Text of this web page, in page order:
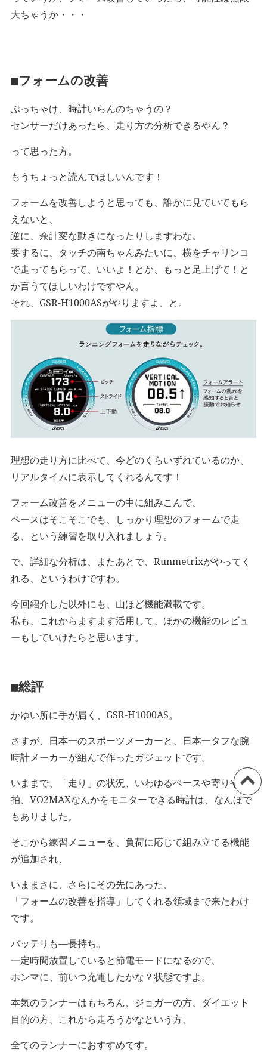
大ちゃうか・・・
■フォームの改善
ぶっちゃけ、時計いらんのちゃうの？
センサーだけあったら、走り方の分析できるやん？
って思った方。
もうちょっと読んでほしいんです！
フォームを改善しようと思っても、誰かに見ていてもら
えないと、
逆に、余計変な動きになったりしますわな。
要するに、タッチの南ちゃんみたいに、横をチャリンコ
で走ってもらって、いいよ！とか、もっと足上げて！と
か言うてほしいわけですやん。
それ、GSR-H1000ASがやりますよ、と。
理想の走り方に比べて、今どのくらいずれているのか、
リアルタイムに表示してくれるんです！
フォーム改善をメニューの中に組みこんで、
ペースはそこそこでも、しっかり理想のフォームで走
る、という練習を取り入れましょう。
で、詳細な分析は、またあとで、Runmetrixがやってく
れる、というわけですわ。
今回紹介した以外にも、山ほど機能満載です。
私も、これからますます活用して、ほかの機能のレビュ
ーもしていけたらと思います。
■総評
かゆい所に手が届く、GSR-H1000AS。
さすが、日本一のスポーツメーカーと、日本一タフな腕
時計メーカーが組んで作ったガジェットです。
いままで、「走り」の状況、いわゆるペースや寄りや心
拍、VO2MAXなんかをモニターできる時計は、なんぼで
もありました。
そこから練習メニューを、負荷に応じて組み立てる機能
が追加され、
いままさに、さらにその先にあった、
「フォームの改善を指導」してくれる領域まで来たわけ
です。
バッテリも―長持ち。
一定時間放置していると節電モードになるので、
ホンマに、前いつ充電したかな？状態ですよ。
本気のランナーはもちろん、ジョガーの方、ダイエット
目的の方、これから走ろうかなという方、
全てのランナーにおすすめです。